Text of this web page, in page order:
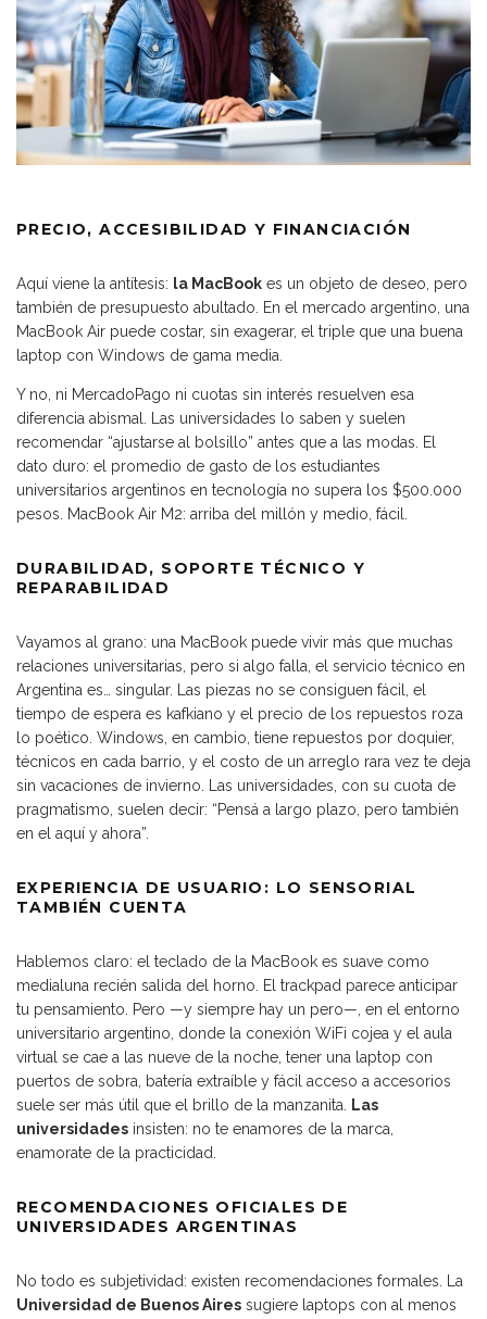
PRECIO, ACCESIBILIDAD Y FINANCIACIÓN
Aquí viene la antítesis: la MacBook es un objeto de deseo, pero
también de presupuesto abultado. En el mercado argentino, una
MacBook Air puede costar, sin exagerar, el triple que una buena
laptop con Windows de gama media.
Y no, ni MercadoPago ni cuotas sin interés resuelven esa
diferencia abismal. Las universidades lo saben y suelen
recomendar “ajustarse al bolsillo” antes que a las modas. El
dato duro: el promedio de gasto de los estudiantes
universitarios argentinos en tecnología no supera los $500.000
pesos. MacBook Air M2: arriba del millón y medio, fácil.
DURABILIDAD, SOPORTE TÉCNICO Y
REPARABILIDAD
Vayamos al grano: una MacBook puede vivir más que muchas
relaciones universitarias, pero si algo falla, el servicio técnico en
Argentina es… singular. Las piezas no se consiguen fácil, el
tiempo de espera es kafkiano y el precio de los repuestos roza
lo poético. Windows, en cambio, tiene repuestos por doquier,
técnicos en cada barrio, y el costo de un arreglo rara vez te deja
sin vacaciones de invierno. Las universidades, con su cuota de
pragmatismo, suelen decir: “Pensá a largo plazo, pero también
en el aquí y ahora”.
EXPERIENCIA DE USUARIO: LO SENSORIAL
TAMBIÉN CUENTA
Hablemos claro: el teclado de la MacBook es suave como
medialuna recién salida del horno. El trackpad parece anticipar
tu pensamiento. Pero —y siempre hay un pero—, en el entorno
universitario argentino, donde la conexión WiFi cojea y el aula
virtual se cae a las nueve de la noche, tener una laptop con
puertos de sobra, batería extraíble y fácil acceso a accesorios
suele ser más útil que el brillo de la manzanita.
Las
universidades insisten: no te enamores de la marca,
enamorate de la practicidad.
RECOMENDACIONES OFICIALES DE
UNIVERSIDADES ARGENTINAS
No todo es subjetividad: existen recomendaciones formales. La
Universidad de Buenos Aires sugiere laptops con al menos